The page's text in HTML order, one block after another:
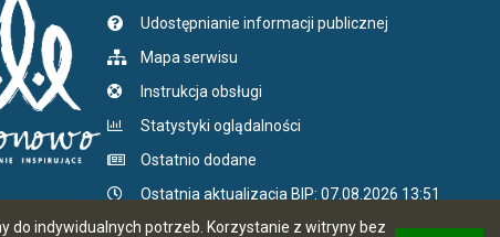
do indywidualnych potrzeb. Korzystanie z witryny bez
Udostępnianie informacji publicznej
Mapa serwisu
Instrukcja obsługi
Statystyki oglądalności
Ostatnio dodane
Ostatnia aktualizacja BIP: 07.08.2026 13:51